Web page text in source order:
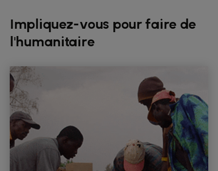
Impliquez-vous pour faire de
l'humanitaire